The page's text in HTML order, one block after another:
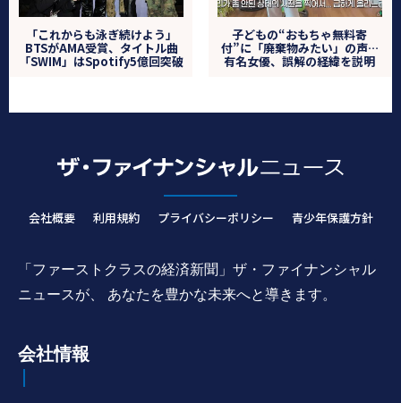
「これからも泳ぎ続けよう」
BTSがAMA受賞、タイトル曲
「SWIM」はSpotify5億回突破
子どもの“おもちゃ無料寄
付”に「廃棄物みたい」の声…
有名女優、誤解の経緯を説明
会社概要 利用規約 プライバシーポリシー 青少年保護方針
「ファーストクラスの経済新聞」ザ・ファイナンシャル
ニュースが、 あなたを豊かな未来へと導きます。
会社情報